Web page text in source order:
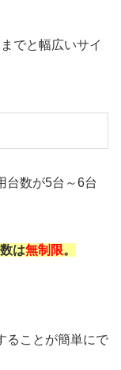
でと幅広いサイ
台数が5台～6台
は無制限。
ることが簡単にで